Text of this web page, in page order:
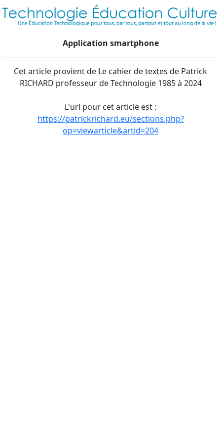
Application smartphone
Cet article provient de Le cahier de textes de Patrick
RICHARD professeur de Technologie 1985 à 2024
L'url pour cet article est :
https://patrickrichard.eu/sections.php?
op=viewarticle&artid=204